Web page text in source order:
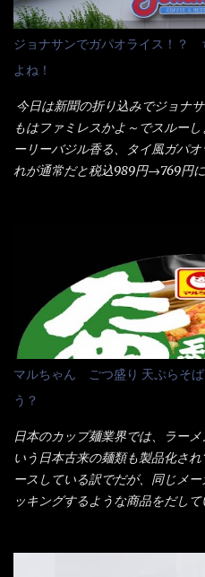
ム製法で仕上げた、生めんに近
の旨味に数種類の唐辛子、ニン
れた醤油ベースのスープです。
することに風味と辛さを引き立
全体に馴染ませるために、箸で
ないかぁ～ モヤシが黒豆モヤ
りづらい！（緑豆モヤシだと太
だよ） それに細ストレート麺
韮の緑と卵の黄色も相まって・・
ことをオススメします。（取り
ろう） 早速タバスコを振りかけ
いよ！ 久しぶりだな～ホワイト
感・・・懐かしい～ 今回ダイソ
みたら、これが凄くうまくすく
当たりだね） 今回新作のグラタ
味しさとダイソーのカレースプ
度認識できました。
ジョナサンでガパオライス！？
よね！
今日は新聞の折り込みでジョナ
もはファミレスかよ～でスルー
ーリーバジル香る、タイ風ガパ
れが通常だと税込989円→769円
に行っても同じメニュー同じ味
近は、ステーキガストに試しに
くて） しかし最近のファミレス
ア担当は2人程度しか居ないん
ネル！！ 凄いよなぁ～ 20年位
居たと思うけど・・・ 判らず店
ーポンなんだけどと伝えると、
くれたが、何故かタッチパネル
員さんも、アレー？といいなが
消えていった。 タッチパネルの
のヤロー！ 待つ事暫し・・・10
来ました。 こちらが本日のサラ
く行きましたねぇ～ だからタイ
マルちゃん ごつ盛り 天ぷらそ
う？
日本のカップ麺業界では、ラー
いう日本古来の麺類も製品化さ
ースしている訳でだが、同じメ
ッキングするような商品をだし